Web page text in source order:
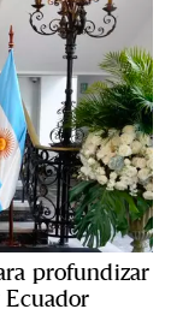
profundizar